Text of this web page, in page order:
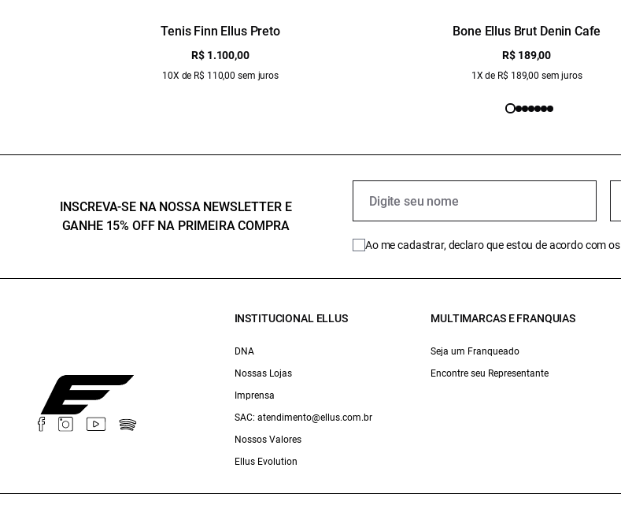
Tenis Finn Ellus Preto
R$ 1.100,00
10X de R$ 110,00 sem juros
Bone Ellus Brut Denin Cafe
R$ 189,00
1X de R$ 189,00 sem juros
INSCREVA-SE NA NOSSA NEWSLETTER E
GANHE 15% OFF NA PRIMEIRA COMPRA
Ao me cadastrar, declaro que estou de acordo com os
INSTITUCIONAL ELLUS
DNA
Nossas Lojas
Imprensa
SAC: atendimento@ellus.com.br
Nossos Valores
Ellus Evolution
MULTIMARCAS E FRANQUIAS
Seja um Franqueado
Encontre seu Representante